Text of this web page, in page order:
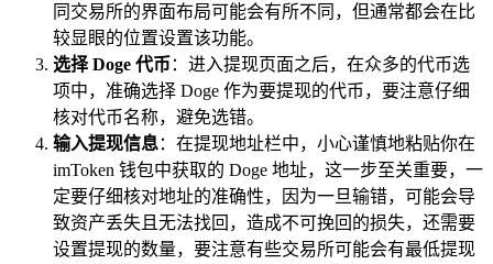
同交易所的界面布局可能会有所不同，但通常都会在比
较显眼的位置设置该功能。
选择 Doge 代币 ：进入提现页面之后，在众多的代币选
项中，准确选择 Doge 作为要提现的代币，要注意仔细
核对代币名称，避免选错。
输入提现信息：在提现地址栏中，小心谨慎地粘贴你在
imToken 钱包中获取的 Doge 地址，这一步至关重要，一
定要仔细核对地址的准确性，因为一旦输错，可能会导
致资产丢失且无法找回，造成不可挽回的损失，还需要
设置提现的数量，要注意有些交易所可能会有最低提现